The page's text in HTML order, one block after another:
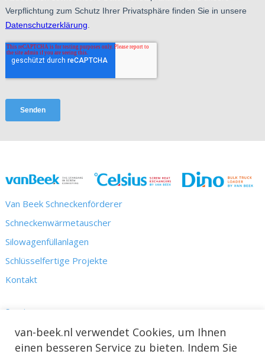
Van Beek Schneckenförderer
Schneckenwärmetauscher
Silowagenfüllanlagen
Schlüsselfertige Projekte
Kontakt
Service
Kennis
Nieuws & Projecten
van-beek.nl verwendet Cookies, um Ihnen
einen besseren Service zu bieten. Indem Sie